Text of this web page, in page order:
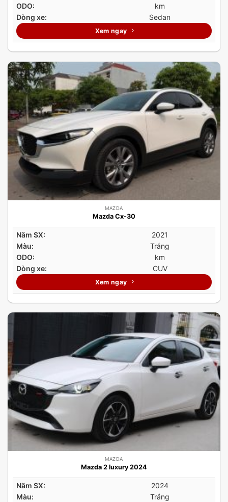
ODO:
km
Dòng xe:
Sedan
Xem ngay
MAZDA
Mazda Cx-30
Năm SX:
2021
Màu:
Trắng
ODO:
km
Dòng xe:
CUV
Xem ngay
MAZDA
Mazda 2 luxury 2024
Năm SX:
2024
Màu:
Trắng